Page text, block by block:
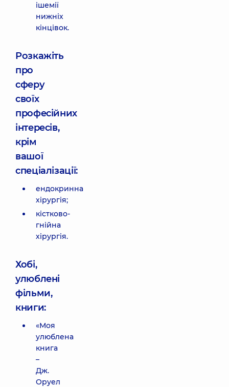
ішемії
нижніх
кінцівок.
Розкажіть
про
сферу
своїх
професійних
інтересів,
крім
вашої
спеціалізації:
ендокринна
хірургія;
кістково-
гнійна
хірургія.
Хобі,
улюблені
фільми,
книги:
«Моя
улюблена
книга
–
Дж.
Оруел